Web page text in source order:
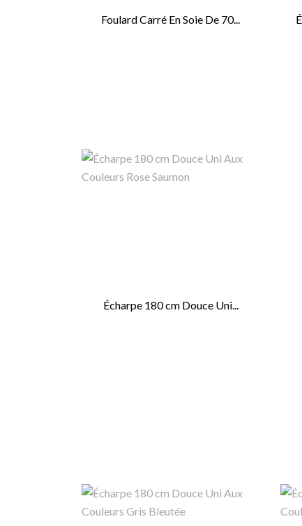
Foulard Carré En Soie De 70...
Écharpe 180 cm Douce Uni...